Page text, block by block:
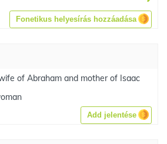
Fonetikus helyesírás hozzáadása
of Abraham and mother of Isaac
Add jelentése